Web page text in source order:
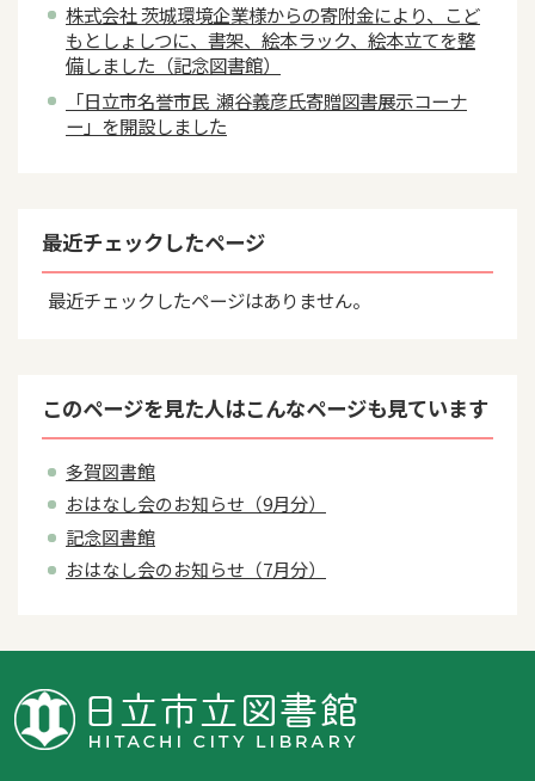
株式会社 茨城環境企業様からの寄附金により、こど
もとしょしつに、書架、絵本ラック、絵本立てを整
備しました（記念図書館）
「日立市名誉市民 瀬谷義彦氏寄贈図書展示コーナ
ー」を開設しました
最近チェックしたページ
最近チェックしたページはありません。
このページを見た人はこんなページも見ています
多賀図書館
おはなし会のお知らせ（9月分）
記念図書館
おはなし会のお知らせ（7月分）